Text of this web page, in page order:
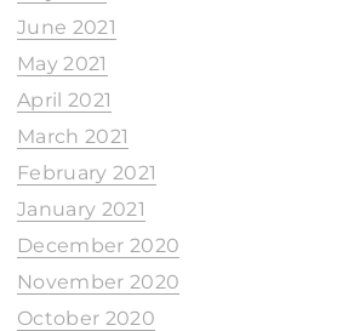
June 2021
May 2021
April 2021
March 2021
February 2021
January 2021
December 2020
November 2020
October 2020